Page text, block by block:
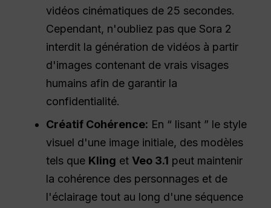
vidéos cinématiques de 25 secondes.
Cependant, n'oubliez pas que Sora 2
interdit la génération de vidéos à partir
d'images contenant de vrais visages
humains afin de garantir la
confidentialité.
Créatif Cohérence: En “ lisant ” le style
visuel d'une image initiale, des modèles
tels que Kling etVeo 3.1 peut maintenir
la cohérence des personnages et de
l'éclairage tout au long d'une séquence